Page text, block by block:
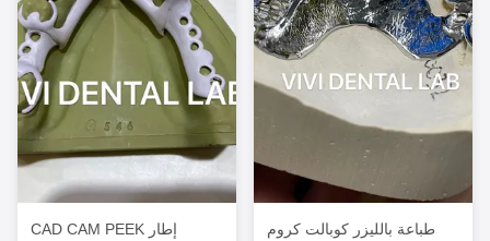
CAD CAM PEEK إطار
طباعة بالليزر كوبالت كروم